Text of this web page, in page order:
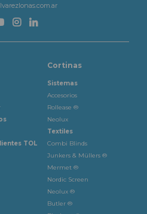
TOL
Cortinas
Sistemas
Accesorios
Rollease ®
Neolux
Textiles
Combi Blinds
Junkers & Müllers ®
Mermet ®
Nordic Screen
Neolux ®
Butler ®